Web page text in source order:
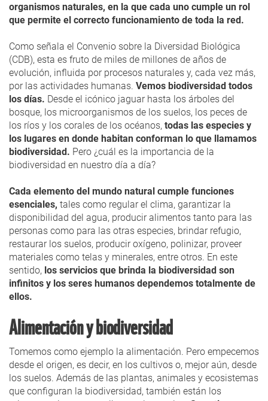
organismos naturales, en la que cada uno cumple un rol
que permite el correcto funcionamiento de toda la red.
Como señala el Convenio sobre la Diversidad Biológica
(CDB), esta es fruto de miles de millones de años de
evolución, influida por procesos naturales y, cada vez más,
por las actividades humanas. Vemos biodiversidad todos
los días. Desde el icónico jaguar hasta los árboles del
bosque, los microorganismos de los suelos, los peces de
los ríos y los corales de los océanos, todas las especies y
los lugares en donde habitan conforman lo que llamamos
biodiversidad. Pero ¿cuál es la importancia de la
biodiversidad en nuestro día a día?
Cada elemento del mundo natural cumple funciones
esenciales, tales como regular el clima, garantizar la
disponibilidad del agua, producir alimentos tanto para las
personas como para las otras especies, brindar refugio,
restaurar los suelos, producir oxígeno, polinizar, proveer
materiales como telas y minerales, entre otros. En este
sentido, los servicios que brinda la biodiversidad son
infinitos y los seres humanos dependemos totalmente de
ellos.
Alimentación y biodiversidad
Tomemos como ejemplo la alimentación. Pero empecemos
desde el origen, es decir, en los cultivos o, mejor aún, desde
los suelos. Además de las plantas, animales y ecosistemas
que configuran la biodiversidad, también están los